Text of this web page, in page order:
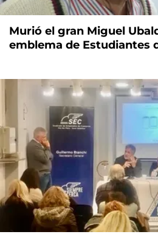
Murió el gran Miguel
emblema de Estudiantes